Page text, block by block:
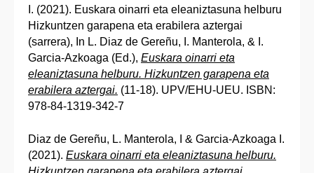
I. (2021). Euskara oinarri eta eleaniztasuna helburu
Hizkuntzen garapena eta erabilera aztergai
(sarrera), In L. Diaz de Gereñu, I. Manterola, & I.
Garcia-Azkoaga (Ed.), Euskara oinarri eta
eleaniztasuna helburu. Hizkuntzen garapena eta
erabilera aztergai. (11-18). UPV/EHU-UEU. ISBN:
978-84-1319-342-7
Diaz de Gereñu, L. Manterola, I & Garcia-Azkoaga I.
(2021). Euskara oinarri eta eleaniztasuna helburu.